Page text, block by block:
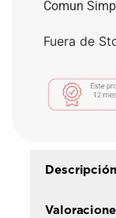
Comun
Fuera de
Descripción